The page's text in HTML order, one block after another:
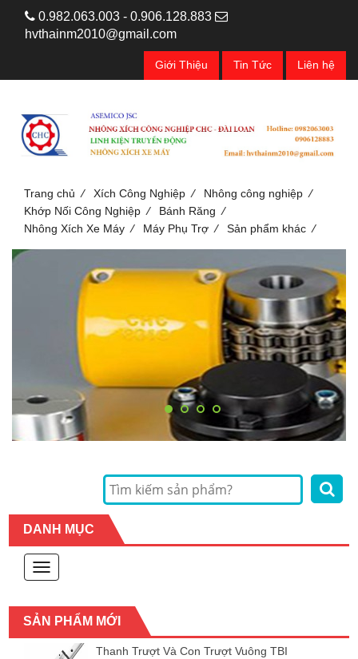
0.982.063.003 - 0.906.128.883
hvthainm2010@gmail.com
Giới Thiệu Tin Tức Liên hệ
Trang chủ / Xích Công Nghiệp / Nhông công nghiệp /
Khớp Nối Công Nghiệp / Bánh Răng /
Nhông Xích Xe Máy / Máy Phụ Trợ / Sản phẩm khác /
DANH MỤC
Toggle
navigation
SẢN PHẨM MỚI
Thanh Trượt Và Con Trượt Vuông TBI